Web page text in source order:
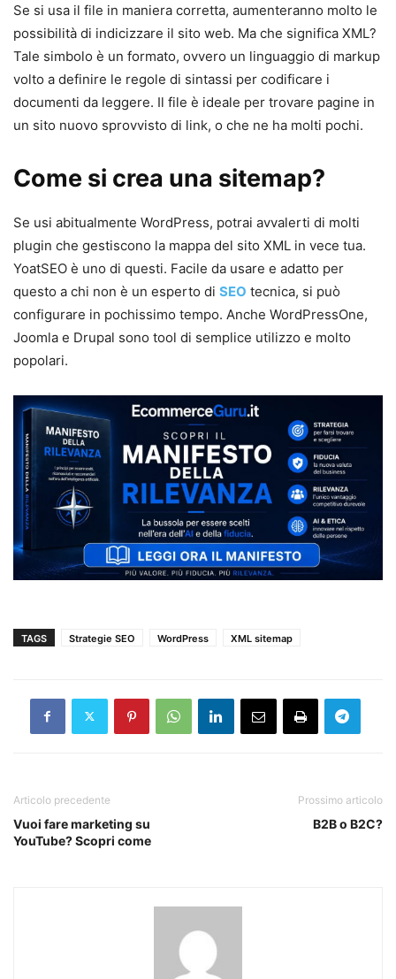
Se si usa il file in maniera corretta, aumenteranno molto le
possibilità di indicizzare il sito web. Ma che significa XML?
Tale simbolo è un formato, ovvero un linguaggio di markup
volto a definire le regole di sintassi per codificare i
documenti da leggere. Il file è ideale per trovare pagine in
un sito nuovo sprovvisto di link, o che ne ha molti pochi.
Come si crea una sitemap?
Se usi abitualmente WordPress, potrai avvalerti di molti
plugin che gestiscono la mappa del sito XML in vece tua.
YoatSEO è uno di questi. Facile da usare e adatto per
questo a chi non è un esperto di SEO tecnica, si può
configurare in pochissimo tempo. Anche WordPressOne,
Joomla e Drupal sono tool di semplice utilizzo e molto
popolari.
TAGS Strategie SEO WordPress XML sitemap
Articolo precedente
Vuoi fare marketing su
YouTube? Scopri come
Prossimo articolo
B2B o B2C?